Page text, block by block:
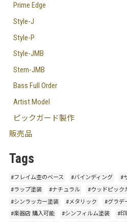
Prime Edge
Style-J
Style-P
Style-JMB
Stem-JMB
Bass Full Order
Artist Model
ピックガード製作
販売品
Tags
#フレイム杢のベース #バインディング #
#ラップ塗装
#ナチュラル #ウッドピック
#シンラッカー塗装
#メタリック
#グラデ
#楽器店 購入可能
#シンフィルム塗装
#印